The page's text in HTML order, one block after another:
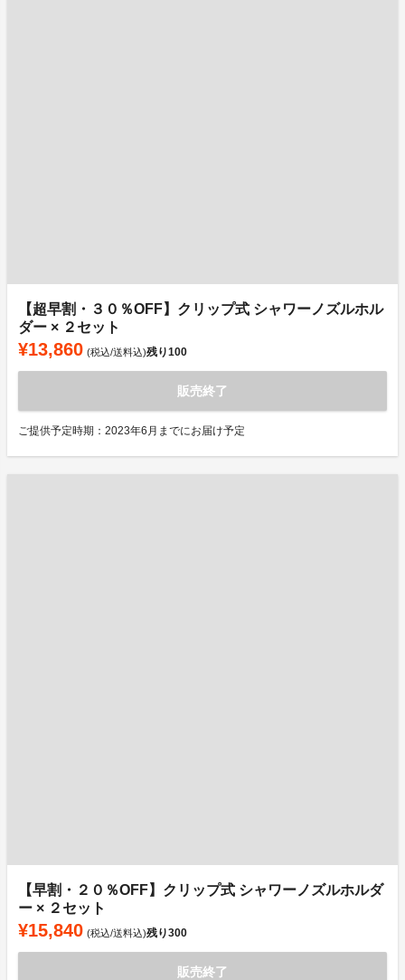
【超早割・３０％OFF】クリップ式 シャワーノズルホル
ダー × ２セット
¥13,860 (税込/送料込)残り100
販売終了
ご提供予定時期：2023年6月までにお届け予定
【早割・２０％OFF】クリップ式 シャワーノズルホルダ
ー × ２セット
¥15,840 (税込/送料込)残り300
販売終了